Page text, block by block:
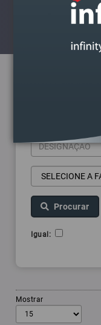
Visualizar
Procurar
Igual:
Mostrar